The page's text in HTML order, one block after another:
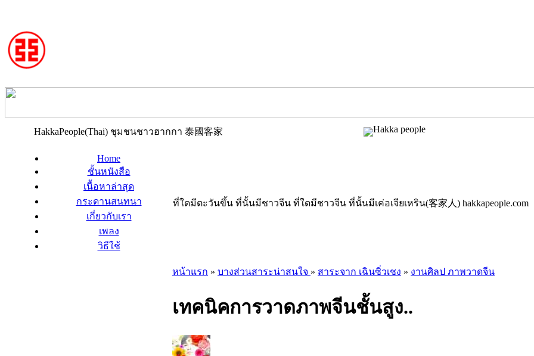
HakkaPeople(Thai) ชุมชนชาวฮากกา 泰國客家
Home
ชั้นหนังสือ
เนื้อหาล่าสุด
กระดานสนทนา
เกี่ยวกับเรา
เพลง
วิธีใช้
ที่ใดมีตะวันขึ้น ที่นั้นมีชาวจีน ที่ใดมีชาวจีน ที่นั้นมีเค่อเจียเหริน(客家人) hakkapeople.com
หน้าแรก » บางส่วนสาระน่าสนใจ » สาระจาก เฉินซิ่วเชง » งานศิลป ภาพวาดจีน
เทคนิคการวาดภาพจีนชั้นสูง..